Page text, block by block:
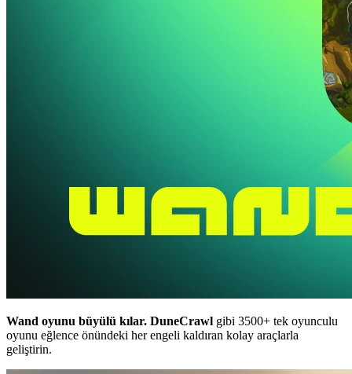
Wand oyunu büyülü kılar. DuneCrawl gibi 3500+ tek oyunculu
oyunu eğlence önündeki her engeli kaldıran kolay araçlarla
geliştirin.